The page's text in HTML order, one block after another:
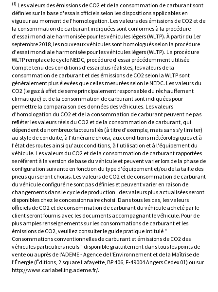
(1) Les valeurs des émissions de CO2 et de la consommation de carburant sont
définies sur la base d'essais officiels selon les dispositions applicables en
vigueur au moment de l'homologation. Les valeurs des émissions de CO2 et de
la consommation de carburant indiquées sont conformes à la procédure
d'essai mondiale harmonisée pour les véhicules légers (WLTP). À partir du 1er
septembre 2018, les nouveaux véhicules sont homologués selon la procédure
d'essai mondiale harmonisée pour les véhicules légers (WLTP). La procédure
WLTP remplace le cycle NEDC, procédure d'essai précédemment utilisée.
Compte tenu des conditions d'essai plus réalistes, les valeurs de la
consommation de carburant et des émissions de CO2 selon la WLTP sont
généralement plus élevées que celles mesurées selon le NEDC. Les valeurs du
CO2 (le gaz à effet de serre principalement responsable du réchauffement
climatique) et de la consommation de carburant sont indiquées pour
permettre la comparaison des données des véhicules. Les valeurs
d'homologation du CO2 et de la consommation de carburant peuvent ne pas
refléter les valeurs réels du CO2 et de la consommation de carburant, qui
dépendent de nombreux facteurs liés (à titre d'exemple, mais sans s'y limiter)
au style de conduite, à l'itinéraire choisi, aux conditions météorologiques et à
l'état des routes ainsi qu'aux conditions, à l'utilisation et à l'équipement du
véhicule. Les valeurs du CO2 et de la consommation de carburant rapportées
se réfèrent à la version de base du véhicule et peuvent varier lors de la phase de
configuration suivante en fonction du type d'équipement et/ou de la taille des
pneus qui seront choisis. Les valeurs de CO2 et de consommation de carburant
du véhicule configuré ne sont pas définies et peuvent varier en raison de
changements dans le cycle de production ; des valeurs plus actualisées seront
disponibles chez le concessionnaire choisi. Dans tous les cas, les valeurs
officiels de CO2 et de consommation de carburant du véhicule acheté par le
client seront fournis avec les documents accompagnant le véhicule. Pour de
plus amples renseignements sur les consommations de carburant et les
émissions de CO2, veuillez consulter le guide pratique intitulé "
Consommations conventionnelles de carburant et émissions de CO2 des
véhicules particuliers neufs " disponible gratuitement dans tous les points de
vente ou auprès de l'ADEME - Agence de l'Environnement et de la Maîtrise de
l'Énergie (Éditions, 2 square Lafayette, BP 406, F-49004 Angers Cedex 01) ou sur
http://www.carlabelling.ademe.fr/.